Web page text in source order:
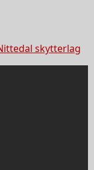
skytterlag